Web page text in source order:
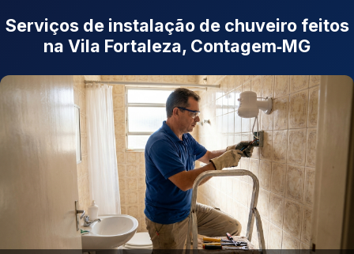
Serviços de instalação de chuveiro feitos
na Vila Fortaleza, Contagem‑MG